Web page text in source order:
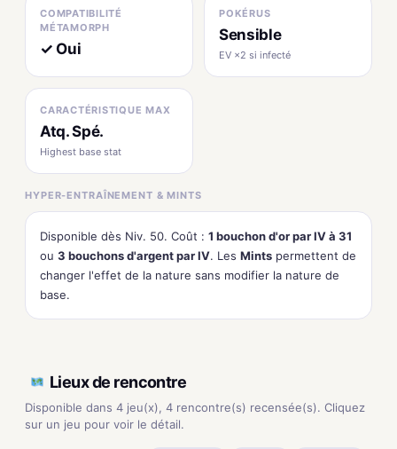
COMPATIBILITÉ
MÉTAMORPH
✓ Oui
POKÉRUS
Sensible
EV ×2 si infecté
CARACTÉRISTIQUE MAX
Atq. Spé.
Highest base stat
HYPER-ENTRAÎNEMENT & MINTS
Disponible dès Niv. 50. Coût : 1 bouchon d'or par IV à 31
ou 3 bouchons d'argent par IV. Les Mints permettent de
changer l'effet de la nature sans modifier la nature de
base.
Lieux de rencontre
Disponible dans 4 jeu(x), 4 rencontre(s) recensée(s). Cliquez
sur un jeu pour voir le détail.